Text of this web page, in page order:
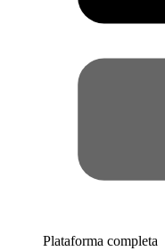
Plataforma completa